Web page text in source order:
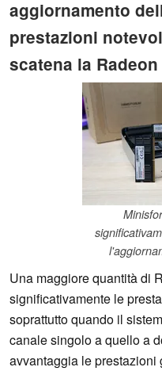
aggiornamento
prestazioni
scatena la Radeon
Una maggiore quantità di
significativamente le
soprattutto quando il
canale singolo a quello a
avvantaggia le